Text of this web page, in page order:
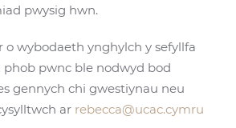
pwysig hwn.
o wybodaeth ynghylch y sefyllfa
pwnc ble nodwyd bod
gennych chi gwestiynau neu
ar rebecca@ucac.cymru